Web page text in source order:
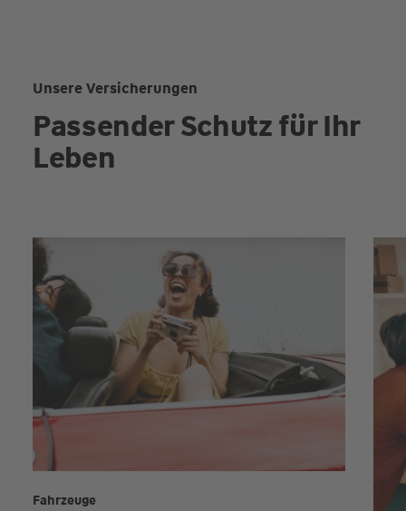
Unsere Versicherungen
Passender Schutz für Ihr
Leben
Fahrzeuge